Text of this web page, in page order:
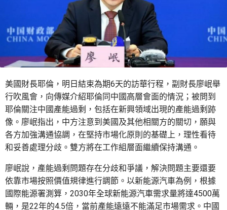
美國財長耶倫，明日結束為期6天的訪華行程，副財長廖岷舉
行吹風會，向傳媒介紹耶倫同中國高層會面的情況；被問到
耶倫關注中國產能過剩，包括在新興領域出現的產能過剩跡
像。廖岷指出，中方注意到美國及其他相關方的關切，願與
各方加強溝通協調，在堅持市場化原則的基礎上，理性看待
和妥善處理分歧。雙方將在工作組層面繼續保持溝通。
廖岷說，產能過剩問題存在分歧和爭議，解決問題主要還要
依靠市場按照價值規律進行調節。以新能源汽車為例，根據
國際能源署測算，2030年全球新能源汽車需求量將達4500萬
輛，是22年的4.5倍，當前產能遠遠不能滿足市場需求。中國